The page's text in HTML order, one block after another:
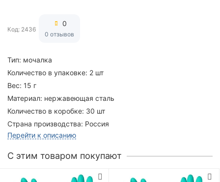
Тип: мочалка
Количество в упаковке: 2 шт
Вес: 15 г
Материал: нержавеющая сталь
Количество в коробке: 30 шт
Страна производства: Россия
Перейти к описанию
Код: 2436
0
0 отзывов
C этим товаром покупают